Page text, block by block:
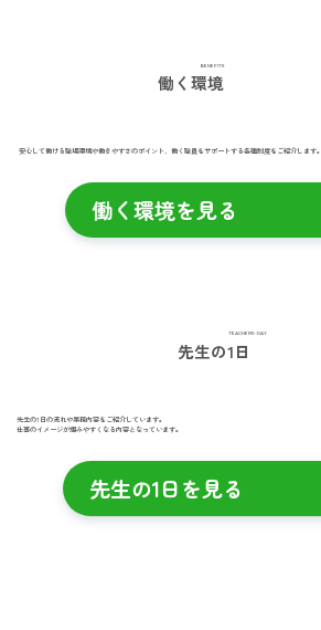
BENEFITS
働く環境
安心して働ける職場環境や働きやすさのポイント、働く職員をサポートする各種制度をご紹介します。
働く環境を見る
TEACHERS-DAY
先生の1日
先生の1日の流れや業務内容をご紹介しています。
仕事のイメージが掴みやすくなる内容となっています。
先生の1日を見る